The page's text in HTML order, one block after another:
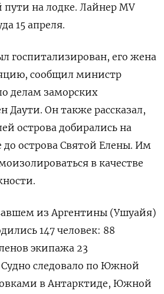
на лодке. Лайнер MV
15 апреля.
госпитализирован, его жена
сообщил министр
делам заморских
Даути. Он также рассказал,
острова добирались на
до острова Святой Елены. Им
в качестве
из Аргентины (Ушуайя)
147 человек: 88
экипажа 23
следовало по Южной
в Антарктиде, Южной